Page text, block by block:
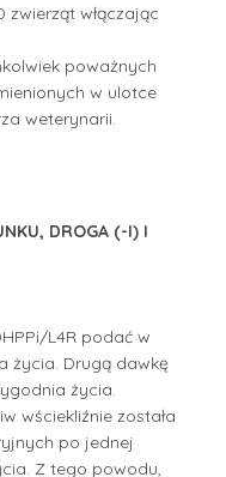
włączając
poważnych
w ulotce
weterynarii.
DROGA (-I) I
L4R podać w
życia. Drugą dawkę
życia.
wściekliźnie została
po jednej
Z tego powodu,